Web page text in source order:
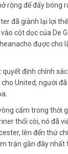
rộng để đẩy bóng
đã giành lại lợi
cột dọc của De
được cho
quyết định chính
United, người
cấm trong thời
thổi còi, nó đã
lên đến thứ
trận gần đây nhất